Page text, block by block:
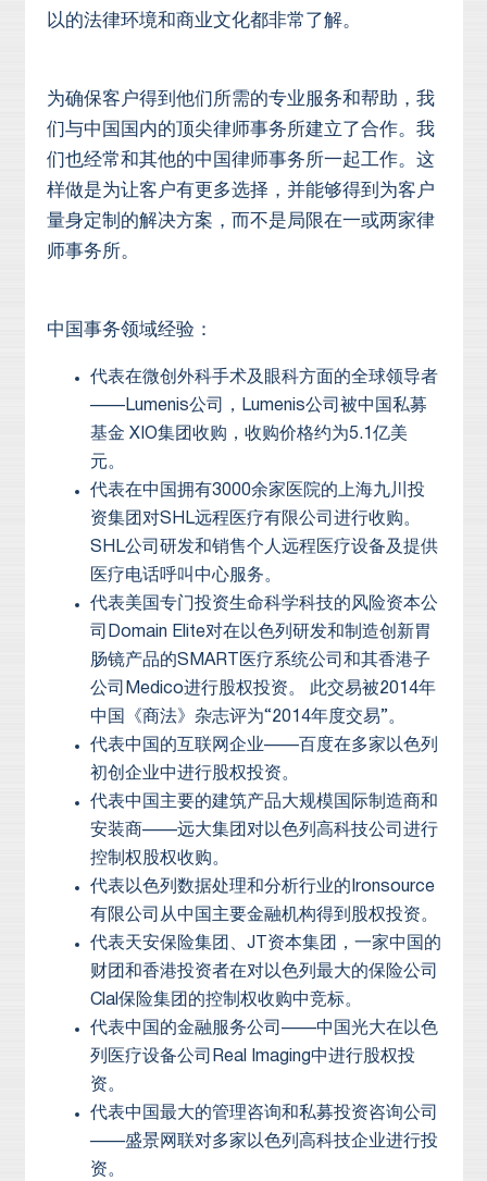
以的法律环境和商业文化都非常了解。
为确保客户得到他们所需的专业服务和帮助，我
们与中国国内的顶尖律师事务所建立了合作。我
们也经常和其他的中国律师事务所一起工作。这
样做是为让客户有更多选择，并能够得到为客户
量身定制的解决方案，而不是局限在一或两家律
师事务所。
中国事务领域经验：
代表在微创外科手术及眼科方面的全球领导者
——Lumenis公司，Lumenis公司被中国私募
基金 XIO集团收购，收购价格约为5.1亿美
元。
代表在中国拥有3000余家医院的上海九川投
资集团对SHL远程医疗有限公司进行收购。
SHL公司研发和销售个人远程医疗设备及提供
医疗电话呼叫中心服务。
代表美国专门投资生命科学科技的风险资本公
司Domain Elite对在以色列研发和制造创新胃
肠镜产品的SMART医疗系统公司和其香港子
公司Medico进行股权投资。 此交易被2014年
中国《商法》杂志评为“2014年度交易”。
代表中国的互联网企业——百度在多家以色列
初创企业中进行股权投资。
代表中国主要的建筑产品大规模国际制造商和
安装商——远大集团对以色列高科技公司进行
控制权股权收购。
代表以色列数据处理和分析行业的Ironsource
有限公司从中国主要金融机构得到股权投资。
代表天安保险集团、JT资本集团，一家中国的
财团和香港投资者在对以色列最大的保险公司
Clal保险集团的控制权收购中竞标。
代表中国的金融服务公司——中国光大在以色
列医疗设备公司Real Imaging中进行股权投
资。
代表中国最大的管理咨询和私募投资咨询公司
——盛景网联对多家以色列高科技企业进行投
资。